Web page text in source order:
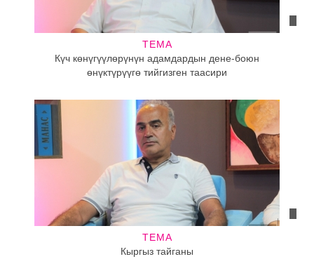
ТЕМА
Күч көнүгүүлөрүнүн адамдардын дене-боюн
өнүктүрүүгө тийгизген таасири
ТЕМА
Кыргыз тайганы